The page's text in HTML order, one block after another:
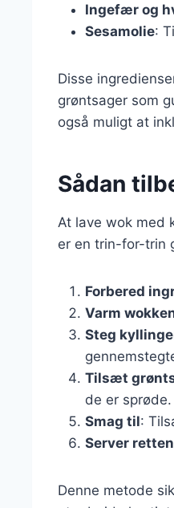
Ingefær og
Sesamolie:
Disse
grøntsager som
også muligt at
Sådan
At lave wok med
er en trin-for-trin
Forbered
Varm
Steg
Tilsæt
de er sprøde.
Smag til:
Server retten
Denne metode